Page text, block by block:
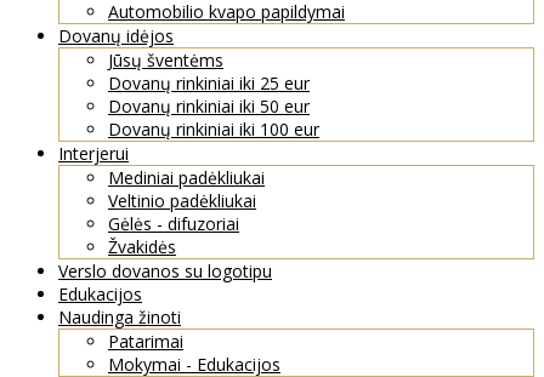
Automobilio kvapo papildymai
Dovanų idėjos
Jūsų šventėms
Dovanų rinkiniai iki 25 eur
Dovanų rinkiniai iki 50 eur
Dovanų rinkiniai iki 100 eur
Interjerui
Mediniai padėkliukai
Veltinio padėkliukai
Gėlės - difuzoriai
Žvakidės
Verslo dovanos su logotipu
Edukacijos
Naudinga žinoti
Patarimai
Mokymai - Edukacijos